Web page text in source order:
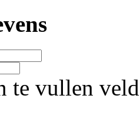
te vullen